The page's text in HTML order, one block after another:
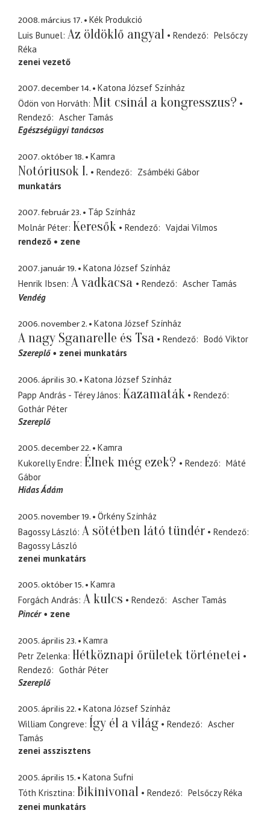
2008. március 17.
Kék Produkció
Luis Bunuel Az öldöklő angyal Rendező
Pelsőczy
Réka
zenei vezető
2007. december 14.
Katona József Színház
Ödön von Horváth Mit csinál a kongresszus?
Rendező
Ascher Tamás
Egészségügyi tanácsos
2007. október 18. Kamra
Notóriusok I. Rendező
Zsámbéki Gábor
munkatárs
2007. február 23.
Táp Színház
Molnár Péter Keresők Rendező
Vajdai Vilmos
rendező
zene
2007. január 19.
Katona József Színház
Henrik Ibsen A vadkacsa Rendező
Ascher Tamás
Vendég
2006. november 2. Katona József Színház
A nagy Sganarelle és Tsa Rendező
Bodó Viktor
Szereplő
zenei munkatárs
2006. április 30.
Katona József Színház
Papp András - Térey János Kazamaták
Rendező
Gothár Péter
Szereplő
2005. december 22.
Kamra
Kukorelly Endre Élnek még ezek? Rendező
Máté
Gábor
Hidas Ádám
2005. november 19.
Örkény Színház
Bagossy László A sötétben látó tündér
Rendező
Bagossy László
zenei munkatárs
2005. október 15.
Kamra
Forgách András A kulcs Rendező
Ascher Tamás
Pincér
zene
2005. április 23.
Kamra
Petr Zelenka Hétköznapi őrületek történetei
Rendező
Gothár Péter
Szereplő
2005. április 22.
Katona József Színház
William Congreve Így él a világ Rendező
Ascher
Tamás
zenei asszisztens
2005. április 15.
Katona Sufni
Tóth Krisztina Bikinivonal Rendező
Pelsőczy Réka
zenei munkatárs